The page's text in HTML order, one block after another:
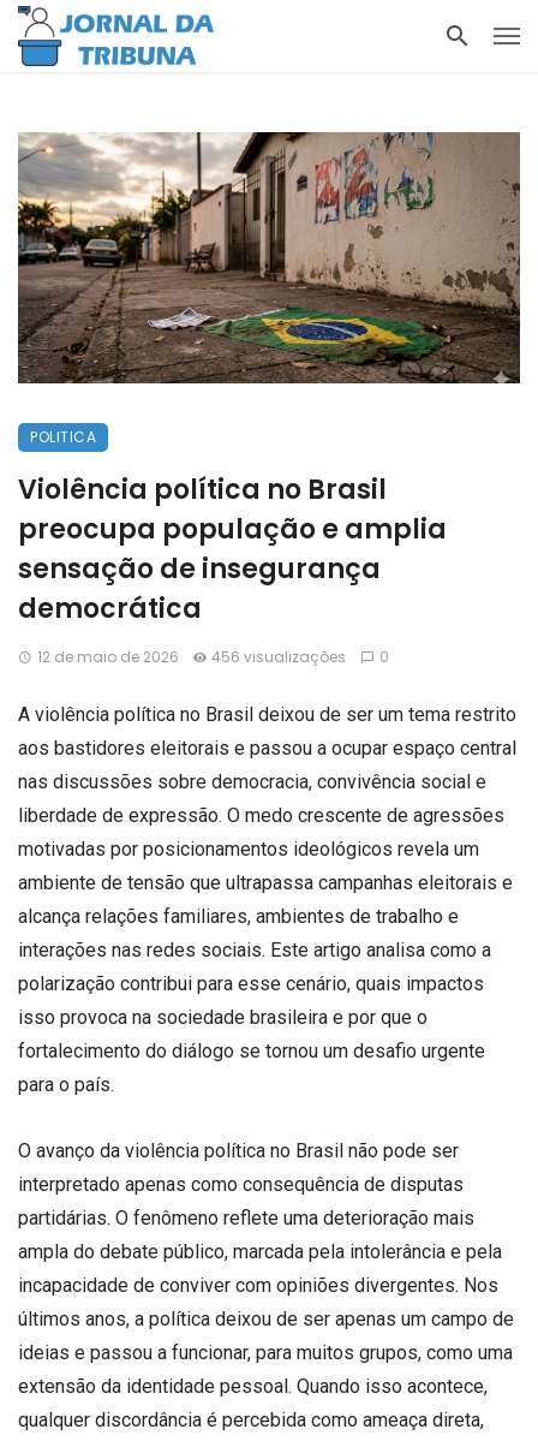
POLITICA
Violência política no Brasil
preocupa população e amplia
sensação de insegurança
democrática
12 de maio de 2026 456 visualizações 0
A violência política no Brasil deixou de ser um tema restrito
aos bastidores eleitorais e passou a ocupar espaço central
nas discussões sobre democracia, convivência social e
liberdade de expressão. O medo crescente de agressões
motivadas por posicionamentos ideológicos revela um
ambiente de tensão que ultrapassa campanhas eleitorais e
alcança relações familiares, ambientes de trabalho e
interações nas redes sociais. Este artigo analisa como a
polarização contribui para esse cenário, quais impactos
isso provoca na sociedade brasileira e por que o
fortalecimento do diálogo se tornou um desafio urgente
para o país.
O avanço da violência política no Brasil não pode ser
interpretado apenas como consequência de disputas
partidárias. O fenômeno reflete uma deterioração mais
ampla do debate público, marcada pela intolerância e pela
incapacidade de conviver com opiniões divergentes. Nos
últimos anos, a política deixou de ser apenas um campo de
ideias e passou a funcionar, para muitos grupos, como uma
extensão da identidade pessoal. Quando isso acontece,
qualquer discordância é percebida como ameaça direta,